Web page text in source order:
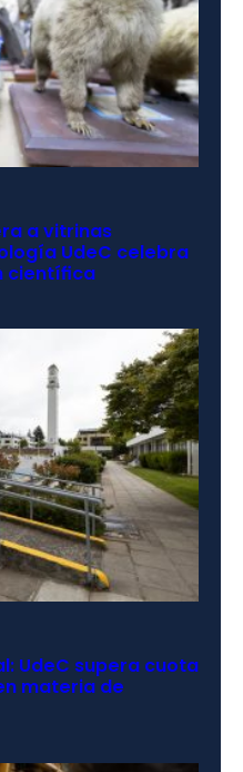
a vitrinas
UdeC celebra
científica
UdeC supera cuota
materia de